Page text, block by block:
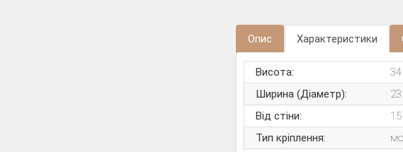
Опис Характеристики
Висота:
Ширина (Діаметр):
Від стіни:
Тип кріплення: